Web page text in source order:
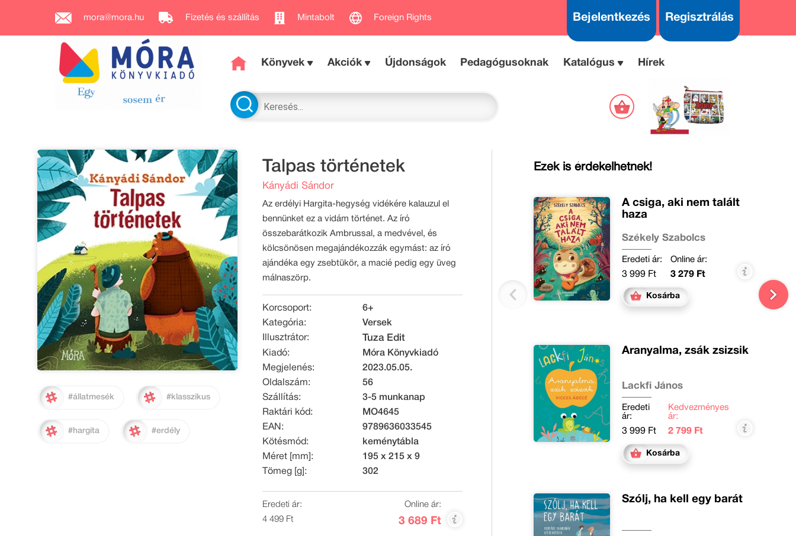
mora@mora.hu Fizetés és szállítás Mintabolt Foreign Rights Bejelentkezés Regisztrálás
Könyvek Akciók Újdonságok Pedagógusoknak Katalógus Hírek
#állatmesék #klasszikus
#hargita #erdély
Talpas történetek
Kányádi Sándor
Az erdélyi Hargita-hegység vidékére kalauzul el
bennünket ez a vidám történet. Az író
összebarátkozik Ambrussal, a medvével, és
kölcsönösen megajándékozzák egymást: az író
ajándéka egy zsebtükör, a macié pedig egy üveg
málnaszörp.
Korcsoport:
6+
Kategória:
Versek
Illusztrátor:
Tuza Edit
Kiadó:
Móra Könyvkiadó
Megjelenés:
2023.05.05.
Oldalszám:
56
Szállítás:
3-5 munkanap
Raktári kód:
MO4645
EAN:
9789636033545
Kötésmód:
keménytábla
Méret [mm]:
195 x 215 x 9
Tömeg [g]:
302
Eredeti ár:
4 499 Ft
Online ár:
3 689 Ft
Ezek is érdekelhetnek!
A csiga, aki nem talált
haza
Székely Szabolcs
Eredeti ár:
3 999 Ft
Online ár:
3 279 Ft
Kosárba
Aranyalma, zsák zsizsik
Lackfi János
Eredeti
ár:
3 999 Ft
Kedvezményes
ár:
2 799 Ft
Kosárba
Szólj, ha kell egy barát